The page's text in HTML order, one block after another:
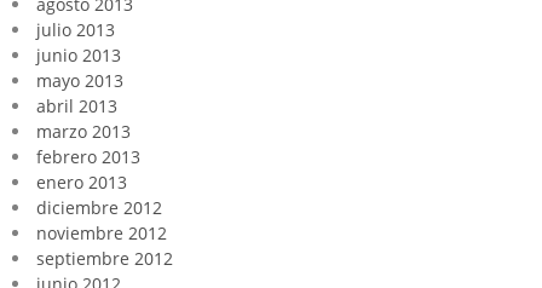
julio 2013
junio 2013
mayo 2013
abril 2013
marzo 2013
febrero 2013
enero 2013
diciembre 2012
noviembre 2012
septiembre 2012
junio 2012